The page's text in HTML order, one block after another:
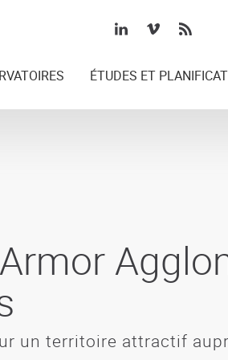
ÉTUDES ET
un territoire attractif